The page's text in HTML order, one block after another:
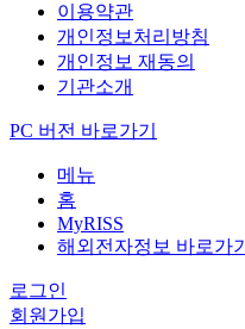
이용약관
개인정보처리방침
개인정보 재동의
기관소개
PC 버전 바로가기
메뉴
홈
MyRISS
해외전자정보 바로가기
로그인
회원가입